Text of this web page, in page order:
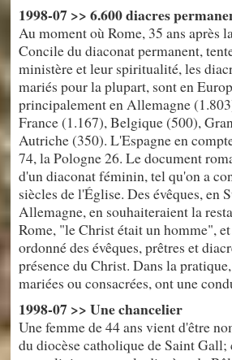
1998-07 >> 6.600 diacres
Au moment où Rome, 35 ans après
Concile du diaconat permanent,
ministère et leur spiritualité, les
mariés pour la plupart, sont en
principalement en Allemagne
France (1.167), Belgique (500),
Autriche (350). L'Espagne en
74, la Pologne 26. Le document
d'un diaconat féminin, tel qu'on a
siècles de l'Église. Des évêques, en
Allemagne, en souhaiteraient la
Rome, "le Christ était un homme",
ordonné des évêques, prêtres et
présence du Christ. Dans la
mariées ou consacrées, ont une
1998-07 >> Une chancelier
Une femme de 44 ans vient d'être
du diocèse catholique de Saint